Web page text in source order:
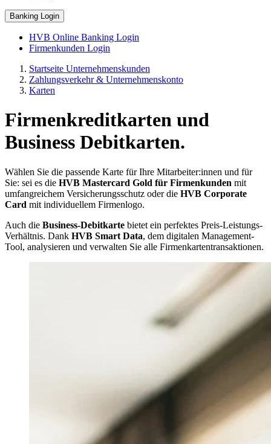
Banking Login
HVB Online Banking Login
Firmenkunden Login
Startseite Unternehmenskunden
Zahlungsverkehr & Unternehmenskonto
Karten
Firmenkreditkarten und
Business Debitkarten.
Wählen Sie die passende Karte für Ihre Mitarbeiter:innen und für
Sie: sei es die HVB Mastercard Gold für Firmenkunden mit
umfangreichem Versicherungsschutz oder die HVB Corporate
Card mit individuellem Firmenlogo.
Auch die Business-Debitkarte bietet ein perfektes Preis-Leistungs-
Verhältnis. Dank HVB Smart Data, dem digitalen Management-
Tool, analysieren und verwalten Sie alle Firmenkartentransaktionen.